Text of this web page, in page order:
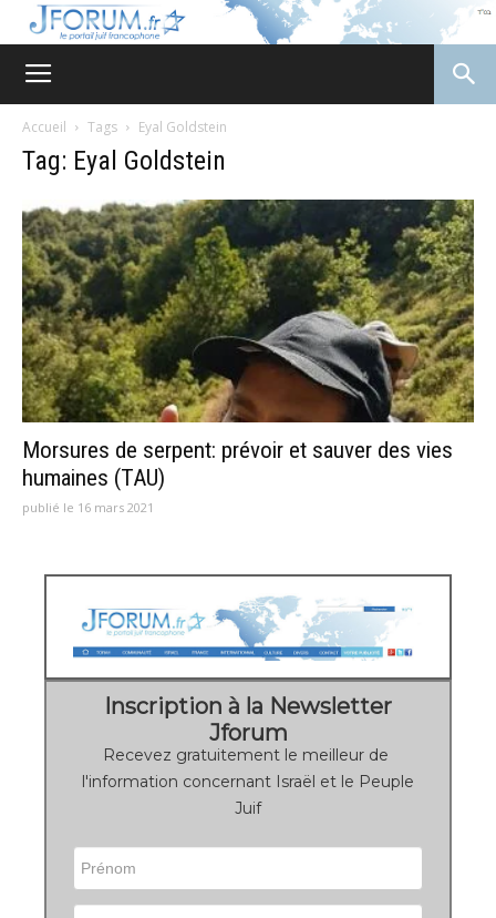
Accueil Tags Eyal Goldstein
Tag: Eyal Goldstein
Morsures de serpent: prévoir et sauver des vies
humaines (TAU)
publié le 16 mars 2021
Inscription à la Newsletter
Jforum
Recevez gratuitement le meilleur de
l'information concernant Israël et le Peuple
Juif